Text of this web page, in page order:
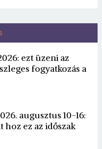
ezt üzeni az
fogyatkozás a
augusztus 10-16:
ez az időszak